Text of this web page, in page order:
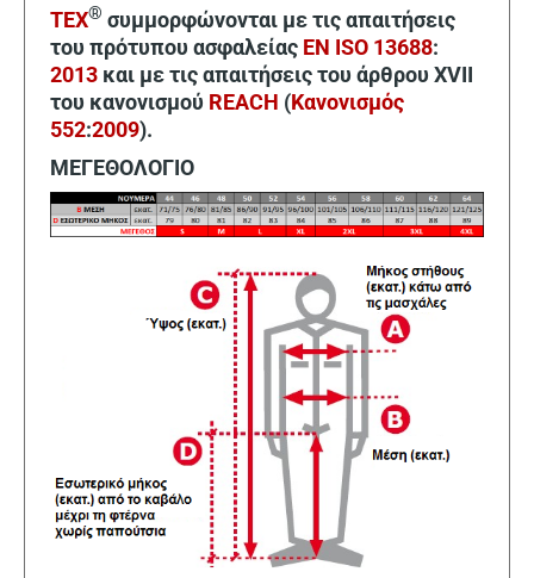
TEX® συμμορφώνονται με τις απαιτήσεις
του πρότυπου ασφαλείας EN ISO 13688:
2013 και με τις απαιτήσεις του άρθρου XVII
του κανονισμού REACH (Κανονισμός
552:2009).
ΜΕΓΕΘΟΛΟΓΙΟ